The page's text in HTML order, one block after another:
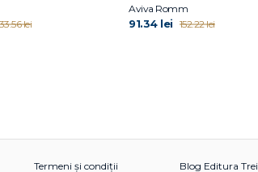
lei
Aviva Romm
91.34 lei 152.22 lei
Termeni și condiții Blog Editura Trei